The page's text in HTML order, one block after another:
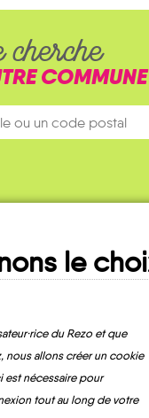
cherche
COMMUNE
fiche
le
du Rezo et que
nous allons créer un cookie
nécessaire pour
tout au long de votre